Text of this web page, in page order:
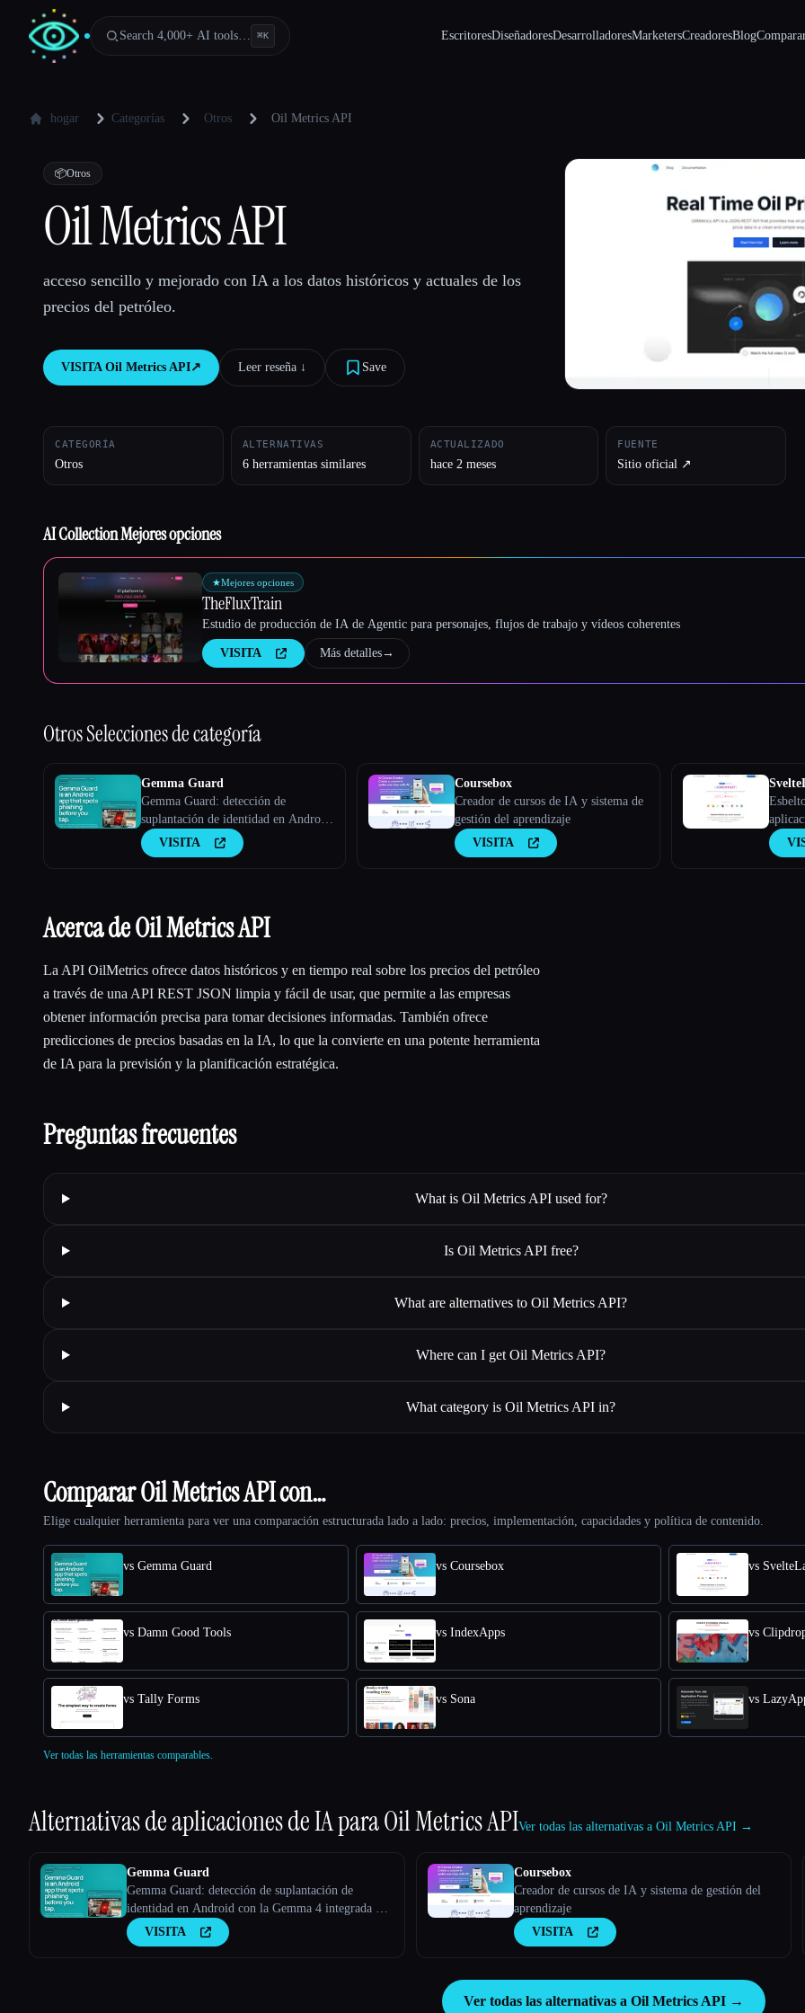
Search 4,000+ AI tools… ⌘K EscritoresDiseñadoresDesarrolladoresMarketersCreadoresBlog
hogar Categorías Otros Oil Metrics API
📦Otros
Oil Metrics API
acceso sencillo y mejorado con IA a los datos históricos y actuales de los
precios del petróleo.
VISITA Oil Metrics API↗︎ Leer reseña ↓︎ Save
CATEGORÍA
Otros
ALTERNATIVAS
6 herramientas similares
ACTUALIZADO
hace 2 meses
FUENTE
Sitio oficial ↗︎
AI Collection Mejores opciones
★Mejores opciones
TheFluxTrain
Estudio de producción de IA de Agentic para personajes, flujos de trabajo y vídeos coherentes
VISITA Más detalles→
OtrosSelecciones de categoría
Gemma Guard
Gemma Guard: detección de
suplantación de identidad en Android
con la Gemma 4 integrada en el
dispositivo
VISITA
Coursebox
Creador de cursos de IA y sistema de
gestión del aprendizaje
VISITA
Acerca de Oil Metrics API
La API OilMetrics ofrece datos históricos y en tiempo real sobre los precios del petróleo
a través de una API REST JSON limpia y fácil de usar, que permite a las empresas
obtener información precisa para tomar decisiones informadas. También ofrece
predicciones de precios basadas en la IA, lo que la convierte en una potente herramienta
de IA para la previsión y la planificación estratégica.
Preguntas frecuentes
What is Oil Metrics API used for?
Is Oil Metrics API free?
What are alternatives to Oil Metrics API?
Where can I get Oil Metrics API?
What category is Oil Metrics API in?
Comparar Oil Metrics API con…
Elige cualquier herramienta para ver una comparación estructurada lado a lado: precios, implementación, capacidades y política de contenido.
vs Gemma Guard vs Coursebox vs
vs Damn Good Tools vs IndexApps vs
vs Tally Forms vs Sona vs
Ver todas las herramientas comparables.
Alternativas de aplicaciones de IA paraOil Metrics APIVer todas las alternativas a Oil Metrics API →
Gemma Guard
Gemma Guard: detección de suplantación de
identidad en Android con la Gemma 4 integrada en
el dispositivo
VISITA
Coursebox
Creador de cursos de IA y sistema de gestión del
aprendizaje
VISITA
Ver todas las alternativas a Oil Metrics API →